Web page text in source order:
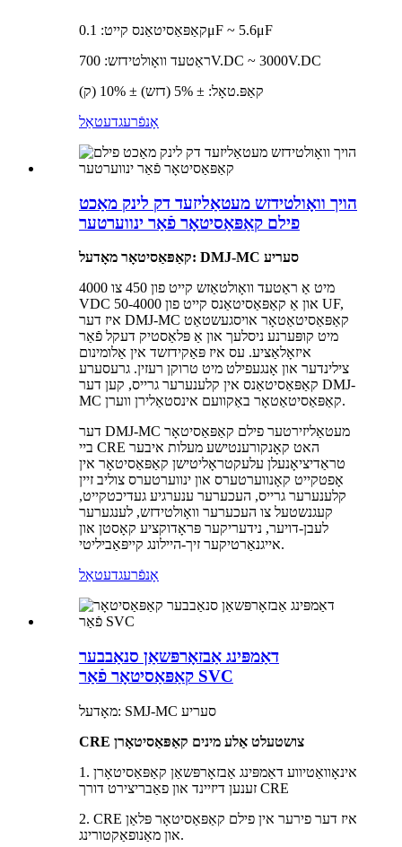
קאַפּאַסיטאַנס קייט: 0.1μF ~ 5.6μF
ראַטעד וואָולטידזש: 700V.DC ~ 3000V.DC
קאַפּ.טאָל: ± 5% (דזש) ± 10% (ק)
אָנפֿרעגדעטאַל
הויך וואָולטידזש מעטאַליזעד דק לינק מאַכט
פילם קאַפּאַסיטאָר פֿאַר ינווערטער
קאַפּאַסיטאָר מאָדעל: DMJ-MC סעריע
מיט אַ ראַטעד וואָולטאַזש קייט פון 450 צו 4000
VDC און אַ קאַפּאַסיטאַנס קייט פון 50-4000 UF,
איז דער DMJ-MC קאַפּאַסיטאַטאָר אויסגעשטאַט
מיט קופּערנע ניסלעך און אַ פּלאַסטיק דעקל פֿאַר
איזאָלאַציע. עס איז פּאַקידזשד אין אַלומינום
צילינדער און אָנגעפילט מיט טרוקן רעזין. גרעסערע
קאַפּאַסיטאַנס אין קלענערער גרייס, קען דער DMJ-
MC קאַפּאַסיטאַטאָר באַקוועם אינסטאַלירן ווערן.
דער DMJ-MC מעטאַליזירטער פילם קאַפּאַסיטאָר
ביי CRE האט קאָנקורענטישע מעלות איבער
טראַדיציאָנעלן עלעקטראָליטישן קאַפּאַסיטאָר אין
אָפטקייט קאָנווערטערס און ינווערטערס צוליב זיין
קלענערער גרייס, העכערער ענערגיע געדיכטקייט,
קעגנשטעל צו העכערער וואָולטידזש, לענגערער
לעבן-דויער, נידעריקער פּראָדוקציע קאָסטן און
אייגנאַרטיקער זיך-היילונג קייפּאַביליטי.
אָנפֿרעגדעטאַל
דאַמפּינג אַבזאָרפּשאַן סנאַבבער
קאַפּאַסיטאָר פֿאַר SVC
מאָדעל: SMJ-MC סעריע
CRE צושטעלט אַלע מינים קאַפּאַסיטאָרן
1. אינאָוואַטיווע דאַמפּינג אַבזאָרפּשאַן קאַפּאַסיטאָרן
זענען דיזיינד און פאַבריצירט דורך CRE
2. CRE איז דער פירער אין פילם קאַפּאַסיטאָר פּלאַן
און מאַנופאַקטורינג.